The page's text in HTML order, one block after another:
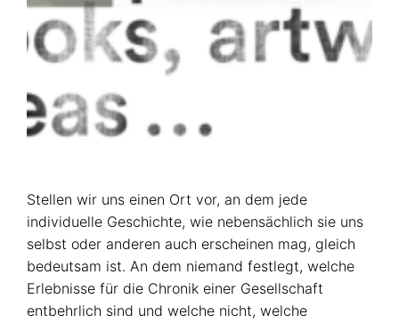
Stellen wir uns einen Ort vor, an dem jede
individuelle Geschichte, wie nebensächlich sie uns
selbst oder anderen auch erscheinen mag, gleich
bedeutsam ist. An dem niemand festlegt, welche
Erlebnisse für die Chronik einer Gesellschaft
entbehrlich sind und welche nicht, welche